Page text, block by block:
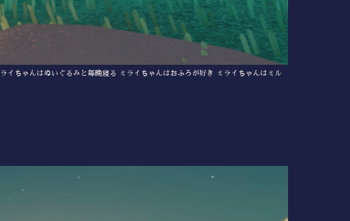
ちゃんはぬいぐるみと毎晩寝る ミライちゃんはおふろが好き ミライちゃんはミル